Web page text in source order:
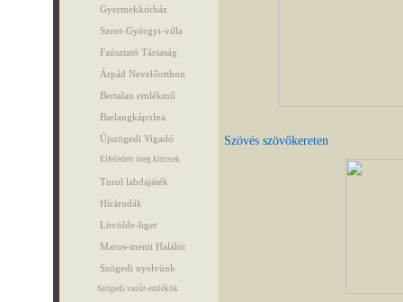
Gyermekkórház
Szent-Györgyi-villa
Faúsztató Társaság
Árpád Nevelőotthon
Bertalan emlékmű
Barlangkápolna
Újszögedi Vigadó
Elfeledett öreg kincsek
Turul labdajáték
Hírárudák
Lövölde-liget
Maros-menti Halálút
Szögedi nyelvünk
Szögedi vasút-emlékök
Szövés szövőkereten